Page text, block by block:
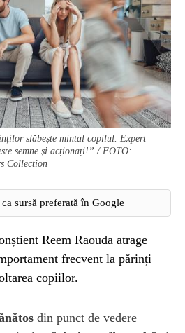
slăbește mintal copilul. Expert
semne și acționați!” / FOTO:
Collection
sursă preferată în Google
Reem Raouda atrage
frecvent la părinți
copiilor.
din punct de vedere